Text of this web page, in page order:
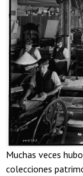
Muchas veces
colecciones